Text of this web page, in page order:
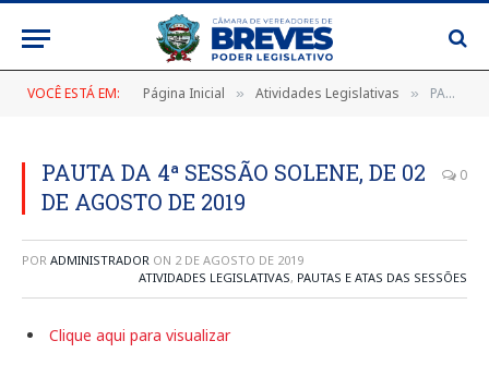
VOCÊ ESTÁ EM: Página Inicial » Atividades Legislativas » PAUTA DA 4ª SESSÃO SOLENE, DE 02 DE AGOSTO DE 2019
PAUTA DA 4ª SESSÃO SOLENE, DE 02
DE AGOSTO DE 2019
0
POR ADMINISTRADOR ON 2 DE AGOSTO DE 2019
ATIVIDADES LEGISLATIVAS, PAUTAS E ATAS DAS SESSÕES
Clique aqui para visualizar